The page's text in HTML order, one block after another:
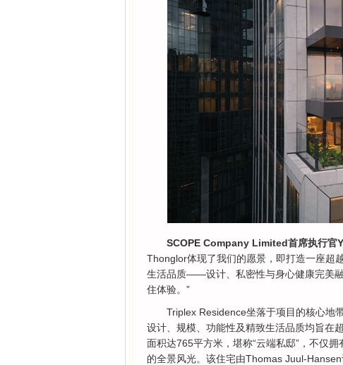
SCOPE Company Limited首席执行
Thonglor体现了我们的愿景，即打造一座超
生活品质——设计、私密性与身心健康完美
住体验。”
Triplex Residence坐落于项目的核心地
设计、规模、功能性及精致生活品质均旨在
面积达765平方米，堪称“云端私邸”，不仅
的全景风光。该住宅由Thomas Juul-